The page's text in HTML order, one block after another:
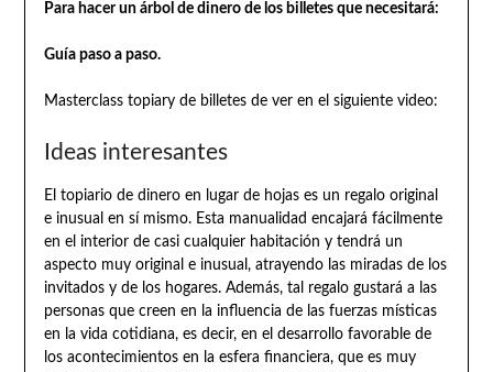
Para hacer un árbol de dinero de los billetes que necesitará:
Guía paso a paso.
Masterclass topiary de billetes de ver en el siguiente video:
Ideas interesantes
El topiario de dinero en lugar de hojas es un regalo original
e inusual en sí mismo. Esta manualidad encajará fácilmente
en el interior de casi cualquier habitación y tendrá un
aspecto muy original e inusual, atrayendo las miradas de los
invitados y de los hogares. Además, tal regalo gustará a las
personas que creen en la influencia de las fuerzas místicas
en la vida cotidiana, es decir, en el desarrollo favorable de
los acontecimientos en la esfera financiera, que es muy